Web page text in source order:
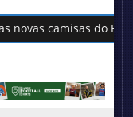
do País de Gales